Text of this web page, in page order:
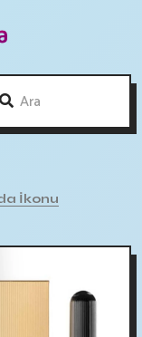
İkonu